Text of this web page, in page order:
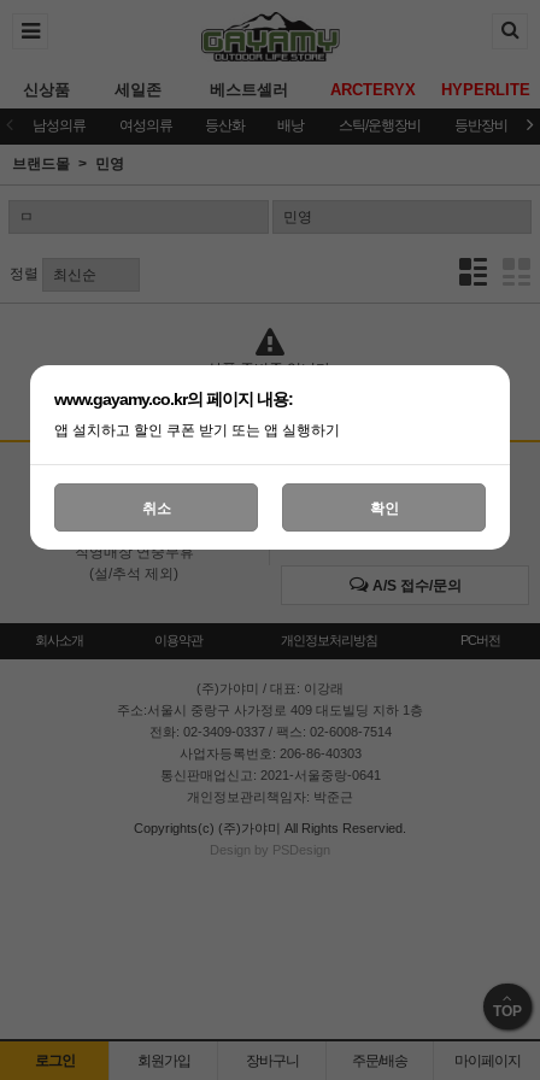
신상품 세일존 베스트셀러 ARCTERYX HYPERLITE
남성의류 여성의류 등산화 배낭 스틱/운행장비 등반장비
브랜드몰 민영
정렬
상품 준비중 입니다.
고객상담센터
온라인 : 02-3409-0337
직영매장 : 02-3409-0339
직영매장 연중무휴
(설/추석 제외)
입금계좌안내
국민은행 051001-04-100255
A/S 접수/문의
회사소개 이용약관 개인정보처리방침 PC버전
(주)가야미 / 대표: 이강래
주소:서울시 중랑구 사가정로 409 대도빌딩 지하 1층
전화: 02-3409-0337 / 팩스: 02-6008-7514
사업자등록번호: 206-86-40303
통신판매업신고: 2021-서울중랑-0641
개인정보관리책임자: 박준근
Copyrights(c) (주)가야미 All Rights Reservied.
Design by PSDesign
TOP
로그인 회원가입 장바구니 주문/배송 마이페이지
www.gayamy.co.kr의 페이지 내용:
앱 설치하고 할인 쿠폰 받기 또는 앱 실행하기
취소 확인